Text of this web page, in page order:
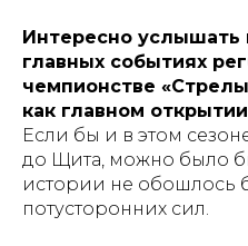
Интересно
главных событиях
чемпионстве
как главном
Если бы и в этом
до Щита, можно было
истории не обошлось
потусторонних сил.